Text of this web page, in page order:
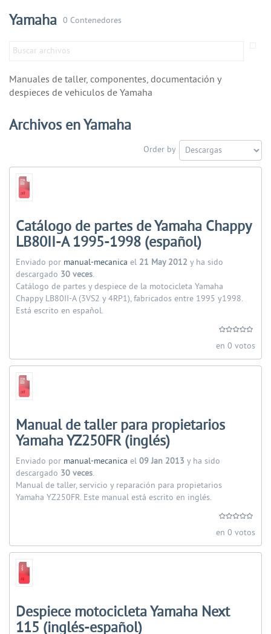
Yamaha 0 Contenedores
Manuales de taller, componentes, documentación y
despieces de vehiculos de Yamaha
Archivos en Yamaha
Order by
Catálogo de partes de Yamaha Chappy
LB80II-A 1995-1998 (español)
Enviado por manual-mecanica el 21 May 2012 y ha sido
descargado 30 veces.
Catálogo de partes y despiece de la motocicleta Yamaha
Chappy LB80II-A (3VS2 y 4RP1), fabricados entre 1995 y1998.
Está escrito en español.
en 0 votos
Manual de taller para propietarios
Yamaha YZ250FR (inglés)
Enviado por manual-mecanica el 09 Jan 2013 y ha sido
descargado 30 veces.
Manual de taller, servicio y reparación para propietarios
Yamaha YZ250FR. Este manual está escrito en inglés.
en 0 votos
Despiece motocicleta Yamaha Next
115 (inglés-español)